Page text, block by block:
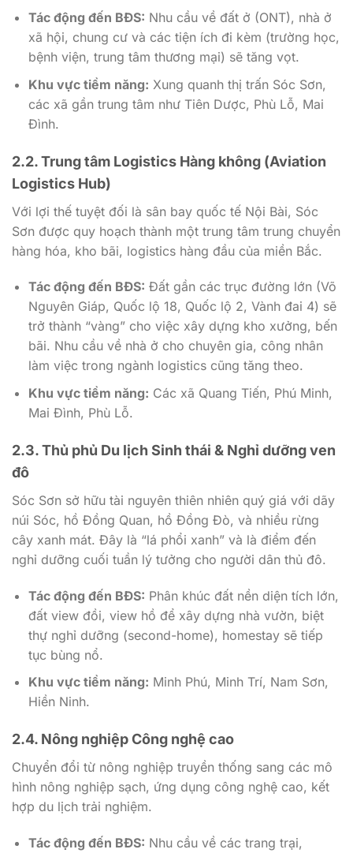
Tác động đến BĐS: Nhu cầu về đất ở (ONT), nhà ở
xã hội, chung cư và các tiện ích đi kèm (trường học,
bệnh viện, trung tâm thương mại) sẽ tăng vọt.
Khu vực tiềm năng: Xung quanh thị trấn Sóc Sơn,
các xã gần trung tâm như Tiên Dược, Phù Lỗ, Mai
Đình.
2.2. Trung tâm Logistics Hàng không (Aviation
Logistics Hub)
Với lợi thế tuyệt đối là sân bay quốc tế Nội Bài, Sóc
Sơn được quy hoạch thành một trung tâm trung chuyển
hàng hóa, kho bãi, logistics hàng đầu của miền Bắc.
Tác động đến BĐS: Đất gần các trục đường lớn (Võ
Nguyên Giáp, Quốc lộ 18, Quốc lộ 2, Vành đai 4) sẽ
trở thành “vàng” cho việc xây dựng kho xưởng, bến
bãi. Nhu cầu về nhà ở cho chuyên gia, công nhân
làm việc trong ngành logistics cũng tăng theo.
Khu vực tiềm năng: Các xã Quang Tiến, Phú Minh,
Mai Đình, Phù Lỗ.
2.3. Thủ phủ Du lịch Sinh thái & Nghỉ dưỡng ven
đô
Sóc Sơn sở hữu tài nguyên thiên nhiên quý giá với dãy
núi Sóc, hồ Đồng Quan, hồ Đồng Đò, và nhiều rừng
cây xanh mát. Đây là “lá phổi xanh” và là điểm đến
nghỉ dưỡng cuối tuần lý tưởng cho người dân thủ đô.
Tác động đến BĐS: Phân khúc đất nền diện tích lớn,
đất view đồi, view hồ để xây dựng nhà vườn, biệt
thự nghỉ dưỡng (second-home), homestay sẽ tiếp
tục bùng nổ.
Khu vực tiềm năng: Minh Phú, Minh Trí, Nam Sơn,
Hiền Ninh.
2.4. Nông nghiệp Công nghệ cao
Chuyển đổi từ nông nghiệp truyền thống sang các mô
hình nông nghiệp sạch, ứng dụng công nghệ cao, kết
hợp du lịch trải nghiệm.
Tác động đến BĐS: Nhu cầu về các trang trại,